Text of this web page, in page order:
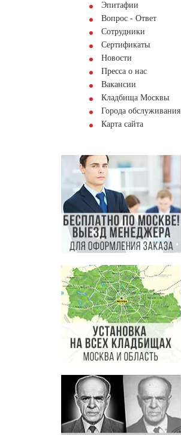
Эпитафии
Вопрос - Ответ
Сотрудники
Сертификаты
Новости
Пресса о нас
Вакансии
Кладбища Москвы
Города обслуживания
Карта сайта